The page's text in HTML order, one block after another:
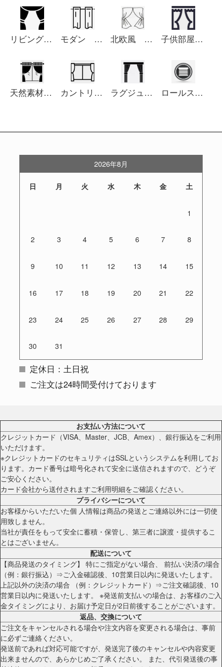
リビング カーテン モダン カーテン 北欧風 カーテン 子供部屋 カーテン
天然素材 カーテン カントリー カーテン ラグジュアリー カーテン ロールスクリーン
2026年8月
日 月 火 水 木 金 土
1
2 3 4 5 6 7 8
9 10 11 12 13 14 15
16 17 18 19 20 21 22
23 24 25 26 27 28 29
30 31
定休日：土日祝
ご注文は24時間受付けております
お支払い方法について
クレジットカード（VISA、Master、JCB、Amex）、銀行振込をご利用
いただけます。
※クレジットカードのセキュリティはSSLというシステムを利用してお
ります。カード番号は暗号化されて安全に送信されますので、どうぞ
ご安心ください。
カード会社から送付されますご利用明細をご確認ください。
プライバシーについて
お客様からいただいた個 人情報は商品の発送とご連絡以外には一切使
用致しません。
当社が責任をもって安全に蓄積・保管し、第三者に譲渡・提供するこ
とはございません。
配送について
【商品発送のタイミング】 特にご指定がない場合、 前払い決済の場合
（例：銀行振込）⇒ご入金確認後、10営業日以内に発送いたします。
上記以外の決済の場合 （例：クレジットカード）⇒ご注文確認後、10
営業日以内に発送いたします。 ※発送前支払いの場合は、お客様のご入
金タイミングにより、お届け予定日が2日前後することがございます。
返品、交換について
ご注文をキャンセルされる場合や注文内容を変更される場合は、事前
に必ずご連絡ください。
発送前であれば対応可能ですが、発送完了後のキャンセルや内容変更
出来ませんので、あらかじめご了承ください。 また、代引発送後の事